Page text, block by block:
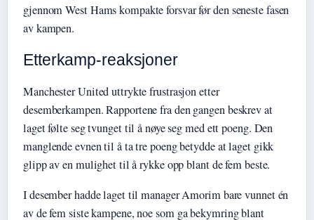
gjennom West Hams kompakte forsvar før den seneste fasen
av kampen.
Etterkamp-reaksjoner
Manchester United uttrykte frustrasjon etter
desemberkampen. Rapportene fra den gangen beskrev at
laget følte seg tvunget til å nøye seg med ett poeng. Den
manglende evnen til å ta tre poeng betydde at laget gikk
glipp av en mulighet til å rykke opp blant de fem beste.
I desember hadde laget til manager Amorim bare vunnet én
av de fem siste kampene, noe som ga bekymring blant